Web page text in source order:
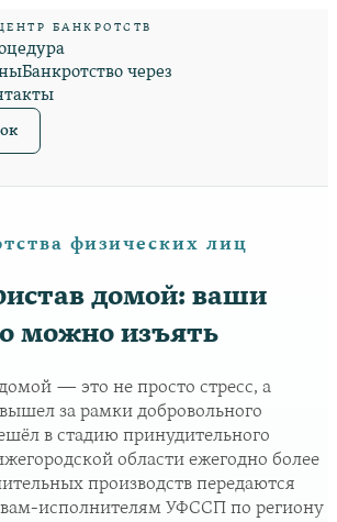
БАНКРОТСТВ
Банкротство через
физических лиц
домой: ваши
можно изъять
— это не просто стресс, а
за рамки добровольного
в стадию принудительного
области ежегодно более
производств передаются
исполнителям УФССП по региону